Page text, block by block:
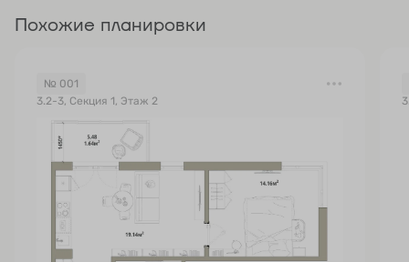
Похожие планировки
№ 001
3.2-3, Секция 1, Этаж 2